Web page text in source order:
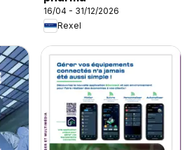
16/04 - 31/12/2026
Rexel